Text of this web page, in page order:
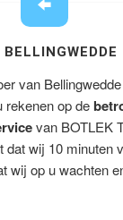
BELLINGWEDDE
van
rekenen op de
van BOTLEK
dat wij 10 minuten
wij op u wachten